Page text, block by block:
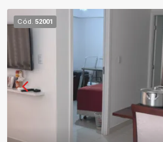
Cód. 52001